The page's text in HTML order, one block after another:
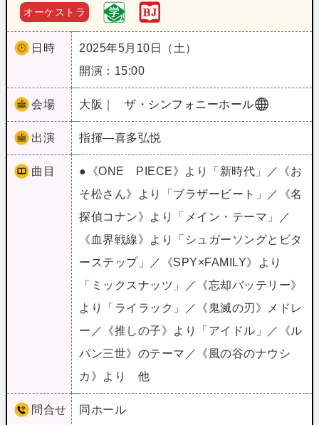
オーケストラ
日時
2025年5月10日（土）
開演：15:00
会場 大阪｜ ザ・シンフォニーホール
出演 指揮―喜多弘悦
曲目
●《ONE PIECE》より「新時代」／《お
そ松さん》より「ブラザービート」／《名
探偵コナン》より「メイン・テーマ」／
《血界戦線》より「シュガーソングとビタ
ーステップ」／《SPY×FAMILY》より
「ミックスナッツ」／《忘却バッテリー》
より「ライラック」／《鬼滅の刃》メドレ
ー／《推しの子》より「アイドル」／《ル
パン三世》のテーマ／《風の谷のナウシ
カ》より 他
問合せ
同ホール